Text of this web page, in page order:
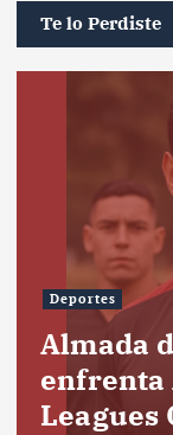
Te lo Perdiste
Deportes
Almada
enfrenta
Leagues